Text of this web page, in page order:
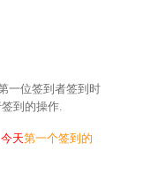
一位签到者签到时
到的操作.
今天第一个签到的